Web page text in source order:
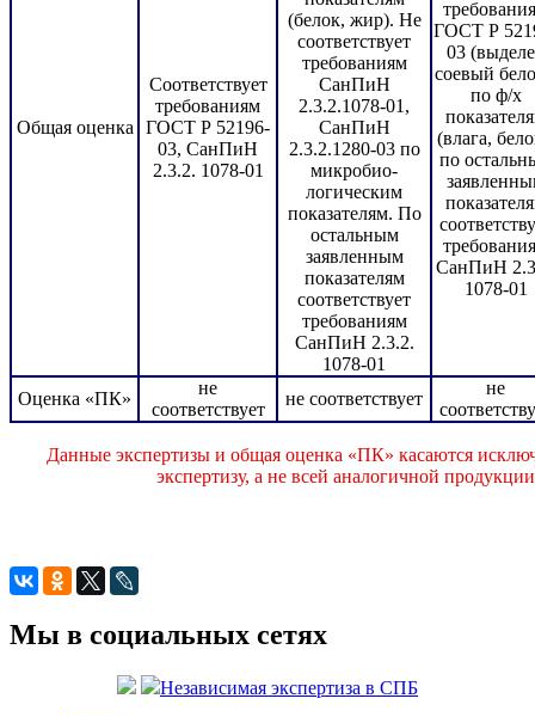
Общая оценка
Соответствует
требованиям
ГОСТ Р 52196-
03, СанПиН
2.3.2. 1078-01
(белок, жир). Не
соответствует
требованиям
СанПиН
2.3.2.1078-01,
СанПиН
2.3.2.1280-03 по
микробио-
логическим
показателям. По
остальным
заявленным
показателям
соответствует
требованиям
СанПиН 2.3.2.
1078-01
ГОСТ Р
03
соевый
по ф/х
(влага,
по
СанПиН
1078-01
Оценка «ПК»
не
соответствует
не соответствует
не
Данные экспертизы и общая оценка «ПК» касаются
экспертизу, а не всей аналогичной
Мы в социальных сетях
Независимая экспертиза в СПБ